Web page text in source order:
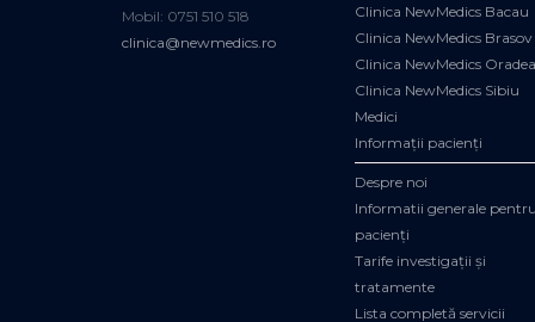
Mobil: 0751 510 518
clinica@newmedics.ro
Clinica NewMedics Bacau
Clinica NewMedics Brasov
Clinica NewMedics Oradea
Clinica NewMedics Sibiu
Medici
Informații pacienți
Despre noi
Informatii generale pentru
pacienți
Tarife investigații și
tratamente
Lista completă servicii